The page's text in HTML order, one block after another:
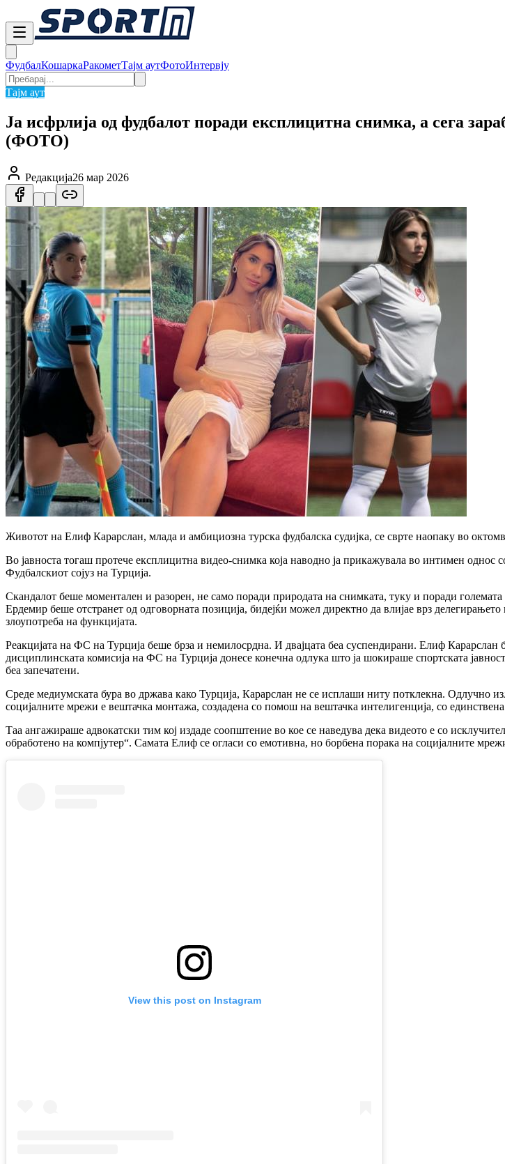
ФудбалКошаркаРакометТајм аутФотоИнтервју
Тајм аут
Ја исфрлија од фудбалот поради експлицитна снимка, а сега
(ФОТО)
Редакција26 мар 2026
Животот на Елиф Карарслан, млада и амбициозна турска фудбалска судијка, се сврте наопаку во
Во јавноста тогаш протече експлицитна видео-снимка која наводно ја прикажувала во интимен
Фудбалскиот сојуз на Турција.
Скандалот беше моментален и разорен, не само поради природата на снимката, туку и поради
Ердемир беше отстранет од одговорната позиција, бидејќи можел директно да влијае врз
злоупотреба на функцијата.
Реакцијата на ФС на Турција беше брза и немилосрдна. И двајцата беа суспендирани. Елиф
дисциплинската комисија на ФС на Турција донесе конечна одлука што ја шокираше спортската
беа запечатени.
Среде медиумската бура во држава како Турција, Карарслан не се исплаши ниту потклекна. Одлучно
социјалните мрежи е вештачка монтажа, создадена со помош на вештачка интелигенција, со
Таа ангажираше адвокатски тим кој издаде соопштение во кое се наведува дека видеото е со
обработено на компјутер“. Самата Елиф се огласи со емотивна, но борбена порака на социјалните
View this post on Instagram